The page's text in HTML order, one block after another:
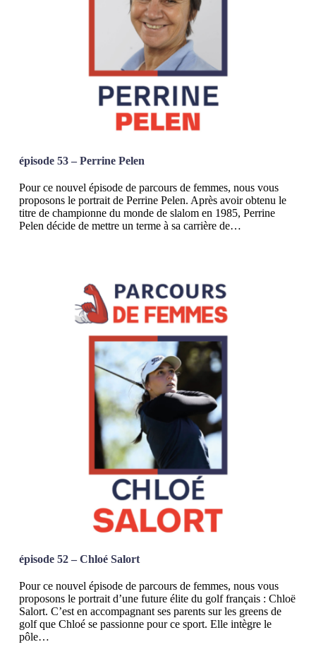
épisode 53 – Perrine Pelen
Pour ce nouvel épisode de parcours de femmes, nous vous
proposons le portrait de Perrine Pelen. Après avoir obtenu le
titre de championne du monde de slalom en 1985, Perrine
Pelen décide de mettre un terme à sa carrière de…
épisode 52 – Chloé Salort
Pour ce nouvel épisode de parcours de femmes, nous vous
proposons le portrait d’une future élite du golf français : Chloë
Salort. C’est en accompagnant ses parents sur les greens de
golf que Chloé se passionne pour ce sport. Elle intègre le
pôle…